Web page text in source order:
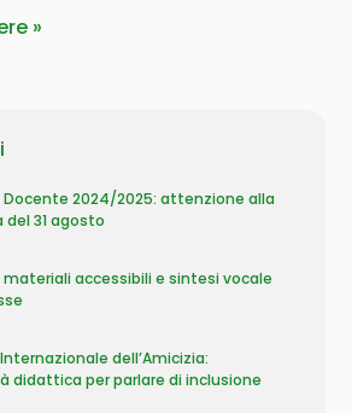
2024/2025: attenzione alla
del 31 agosto
materiali accessibili e sintesi vocale
dell’Amicizia:
didattica per parlare di inclusione